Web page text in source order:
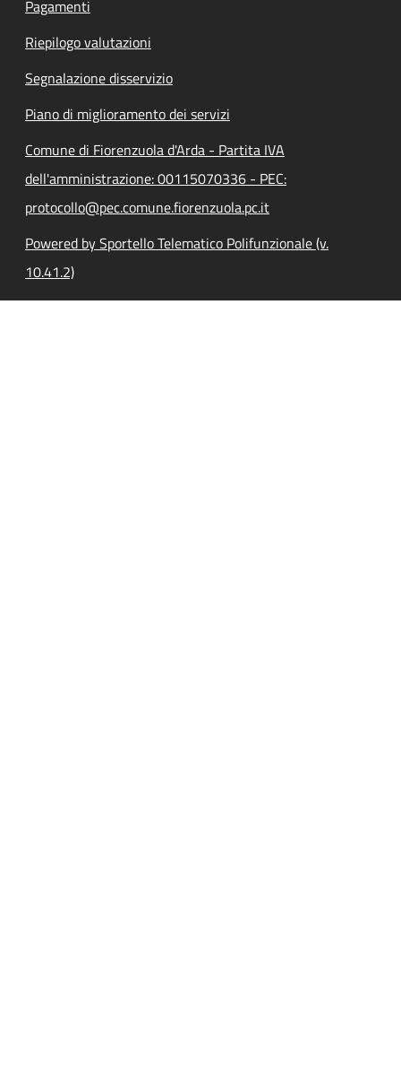
Pagamenti
Riepilogo valutazioni
Segnalazione disservizio
Piano di miglioramento dei servizi
Comune di Fiorenzuola d'Arda - Partita IVA
dell'amministrazione: 00115070336 - PEC:
protocollo@pec.comune.fiorenzuola.pc.it
Powered by Sportello Telematico Polifunzionale (v.
10.41.2)